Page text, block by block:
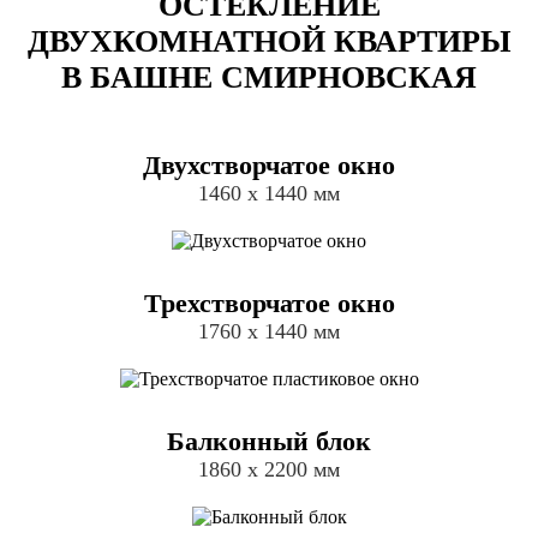
ДВУХКОМНАТНОЙ КВАРТИРЫ
В БАШНЕ СМИРНОВСКАЯ
Двухстворчатое окно
1460 х 1440 мм
Трехстворчатое окно
1760 х 1440 мм
Балконный блок
1860 х 2200 мм